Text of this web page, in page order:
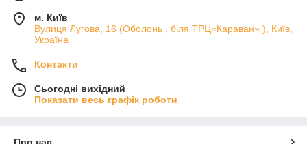
м. Київ
Вулиця Лугова, 16 (Оболонь , біля ТРЦ«Караван» ), Київ,
Україна
Контакти
Сьогодні вихідний
Показати весь графік роботи